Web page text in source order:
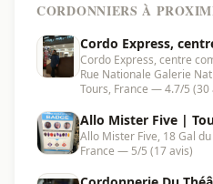
CORDONNIERS À
Cordo Express,
Nationale | Tours -
Cordo Express, centre
Rue Nationale Galerie
Tours, France — 4.7/5 (30
Allo Mister Five |
Allo Mister Five, 18 Gal
France — 5/5 (17 avis)